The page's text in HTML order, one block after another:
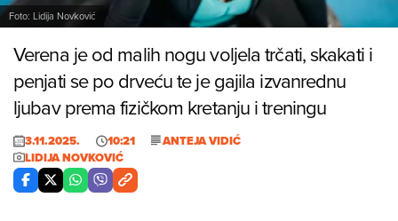
Foto: Lidija Novković
Verena je od malih nogu voljela trčati, skakati i
penjati se po drveću te je gajila izvanrednu
ljubav prema fizičkom kretanju i treningu
3.11.2025. 10:21
ANTEJA VIDIĆ
LIDIJA NOVKOVIĆ